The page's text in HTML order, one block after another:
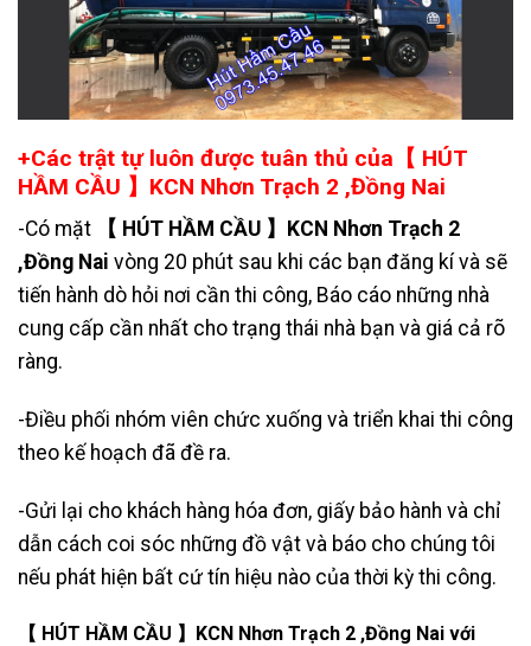
+Các trật tự luôn được tuân thủ của【 HÚT
HẦM CẦU 】KCN Nhơn Trạch 2 ,Đồng Nai
-Có mặt
【 HÚT HẦM CẦU 】KCN Nhơn Trạch 2
,Đồng Nai vòng 20 phút sau khi các bạn đăng kí và sẽ
tiến hành dò hỏi nơi cần thi công, Báo cáo những nhà
cung cấp cần nhất cho trạng thái nhà bạn và giá cả rõ
ràng.
-Điều phối nhóm viên chức xuống và triển khai thi công
theo kế hoạch đã đề ra.
-Gửi lại cho khách hàng hóa đơn, giấy bảo hành và chỉ
dẫn cách coi sóc những đồ vật và báo cho chúng tôi
nếu phát hiện bất cứ tín hiệu nào của thời kỳ thi công.
【 HÚT HẦM CẦU 】KCN Nhơn Trạch 2 ,Đồng Nai với